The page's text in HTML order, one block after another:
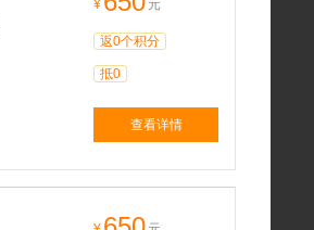
¥ 元
返0个积分
抵0
查看详情